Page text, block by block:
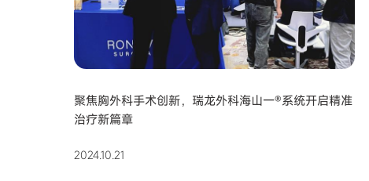
聚焦胸外科手术创新，瑞龙外科海山一®系统开启精准
治疗新篇章
2024.10.21